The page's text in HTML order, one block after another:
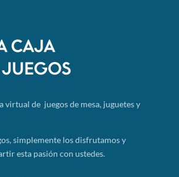
virtual de juegos de mesa, juguetes y
simplemente los disfrutamos y
esta pasión con ustedes.